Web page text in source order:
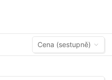
Cena (sestupně)